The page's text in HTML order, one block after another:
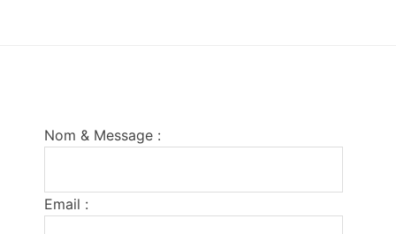
Nom & Message :
Email :